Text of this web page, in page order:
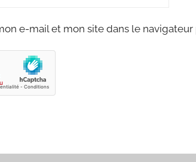
e-mail et mon site dans le